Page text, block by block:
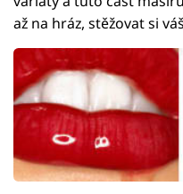
až na hráz, stěžovat si